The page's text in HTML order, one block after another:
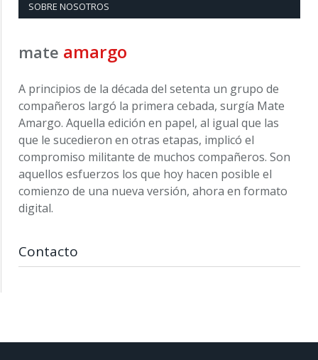
SOBRE NOSOTROS
mate amargo
A principios de la década del setenta un grupo de
compañeros largó la primera cebada, surgía Mate
Amargo. Aquella edición en papel, al igual que las
que le sucedieron en otras etapas, implicó el
compromiso militante de muchos compañeros. Son
aquellos esfuerzos los que hoy hacen posible el
comienzo de una nueva versión, ahora en formato
digital.
Contacto